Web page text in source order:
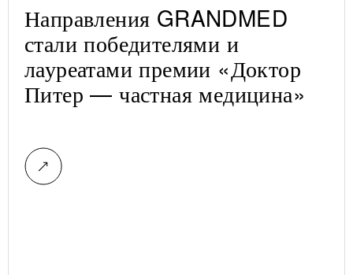
Направления GRANDMED
стали победителями и
лауреатами премии «Доктор
Питер — частная медицина»